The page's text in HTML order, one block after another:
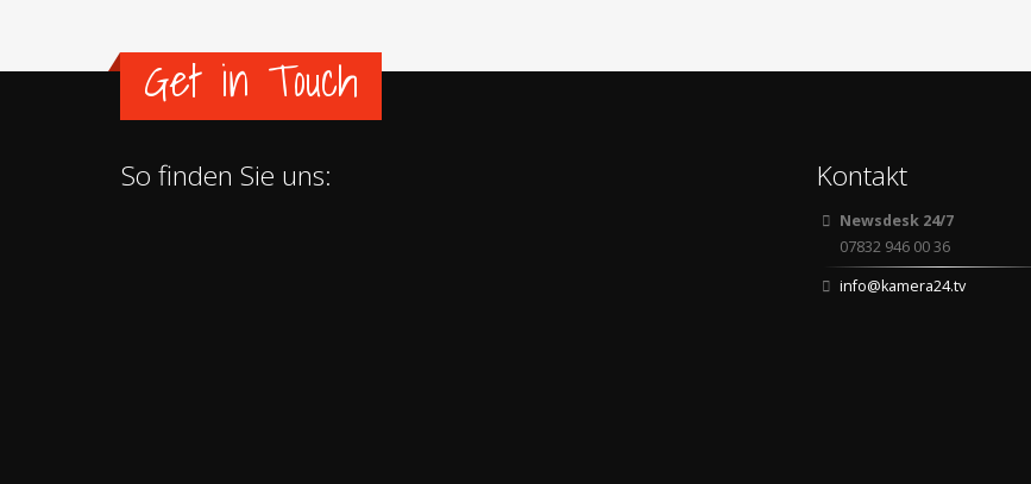
Get in Touch
So finden Sie uns: Kontakt
Newsdesk 24/7
07832 946 00 36
info@kamera24.tv